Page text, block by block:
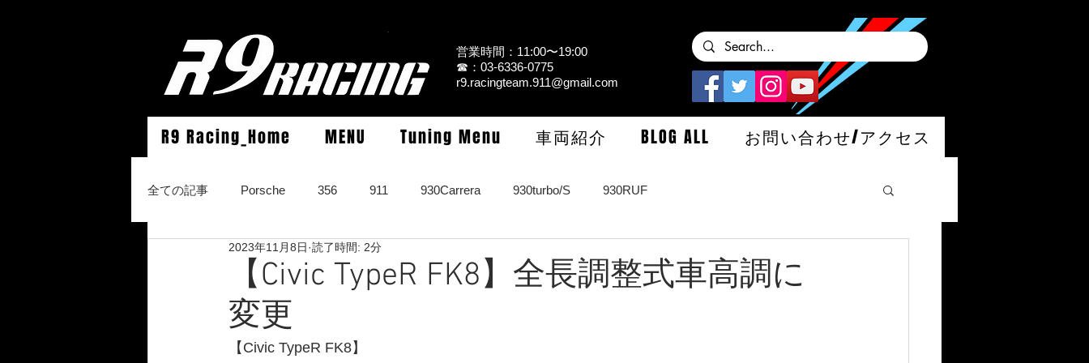
営業時間：11:00〜19:00
☎：03-6336-0775
r9.racingteam.911@gmail.com
R9 Racing_Home MENU Tuning Menu 車両紹介 BLOG ALL お問い合わせ/アクセス
全ての記事 Porsche 356 911 930Carrera 930turbo/S 930RUF
964Carrera2/Werks turbo look/4/RS 964turbo/S/limited 993Carrera2/4/S 993turbo/s
996Carrera2/4/S/turbo/S
【Civic TypeR FK8】全長調整式車高調に
変更
2023年11月8日 読了時間: 2分
【Civic TypeR FK8】